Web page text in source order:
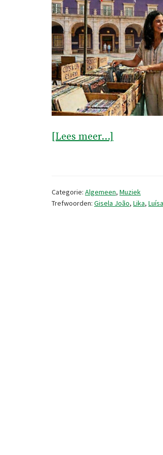
[Lees meer...]
Categorie: Algemeen, Muziek
Trefwoorden: Gisela João, Lika,